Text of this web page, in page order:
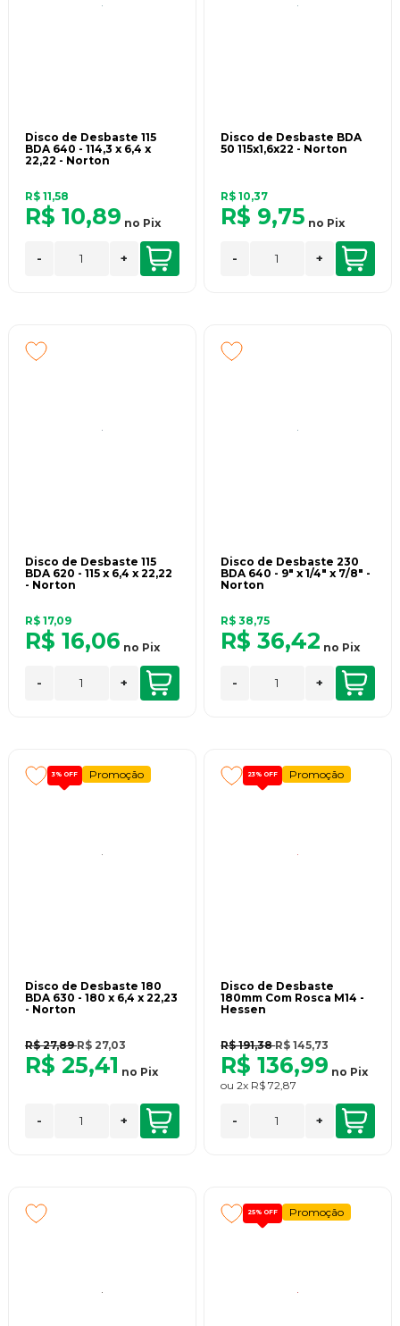
Disco de Desbaste 115
BDA 640 - 114,3 x 6,4 x
22,22 - Norton
R$ 11,58
R$ 10,89 no Pix
- +
Disco de Desbaste BDA
50 115x1,6x22 - Norton
R$ 10,37
R$ 9,75 no Pix
- +
Disco de Desbaste 115
BDA 620 - 115 x 6,4 x 22,22
- Norton
R$ 17,09
R$ 16,06 no Pix
- +
Disco de Desbaste 230
BDA 640 - 9" x 1/4" x 7/8" -
Norton
R$ 38,75
R$ 36,42 no Pix
- +
3% OFF Promoção
Disco de Desbaste 180
BDA 630 - 180 x 6,4 x 22,23
- Norton
R$ 27,89R$ 27,03
R$ 25,41 no Pix
- +
23% OFF Promoção
Disco de Desbaste
180mm Com Rosca M14 -
Hessen
R$ 191,38R$ 145,73
R$ 136,99 no Pix
ou 2x R$ 72,87
- +
25% OFF Promoção